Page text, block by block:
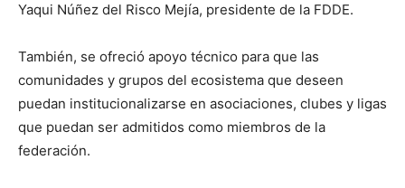
Yaqui Núñez del Risco Mejía, presidente de la FDDE.
También, se ofreció apoyo técnico para que las
comunidades y grupos del ecosistema que deseen
puedan institucionalizarse en asociaciones, clubes y ligas
que puedan ser admitidos como miembros de la
federación.